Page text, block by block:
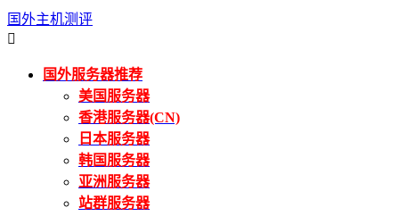
国外主机测评

国外服务器推荐
美国服务器
香港服务器(CN)
日本服务器
韩国服务器
亚洲服务器
站群服务器